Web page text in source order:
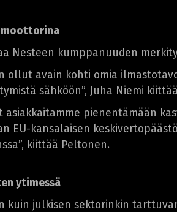
moottorina
Nesteen kumppanuuden
ollut avain kohti omia
sähköön”, Juha Niemi
pienentämään
EU-kansalaisen
kiittää Peltonen.
ytimessä
kuin julkisen sektorinkin